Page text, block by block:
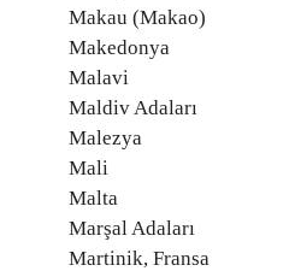
Makau (Makao)
Makedonya
Malavi
Maldiv Adaları
Malezya
Mali
Malta
Marşal Adaları
Martinik, Fransa